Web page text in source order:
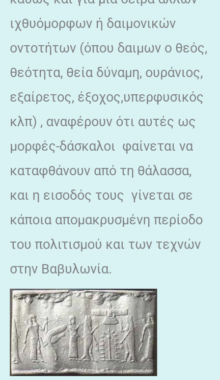
ιχθυόμορφων ή δαιμονικών
οντοτήτων (όπου δαιμων ο θεός,
θεότητα, θεία δύναμη, ουράνιος,
εξαίρετος, έξοχος,υπερφυσικός
κλπ) , αναφέρουν ότι αυτές ως
μορφές-δάσκαλοι φαίνεται να
καταφθάνουν από τη θάλασσα,
και η εισοδός τους γίνεται σε
κάποια απομακρυσμένη περίοδο
του πολιτισμού και των τεχνών
στην Βαβυλωνία.